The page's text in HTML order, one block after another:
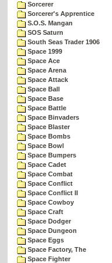
Sorcerer
Sorcerer's Apprentice
S.O.S. Mangan
SOS Saturn
South Seas Trader 1906
Space 1999
Space Ace
Space Arena
Space Attack
Space Ball
Space Base
Space Battle
Space Binvaders
Space Blaster
Space Bombs
Space Bowl
Space Bumpers
Space Cadet
Space Combat
Space Conflict
Space Conflict II
Space Cowboy
Space Craft
Space Dodger
Space Dungeon
Space Eggs
Space Factory, The
Space Fighter